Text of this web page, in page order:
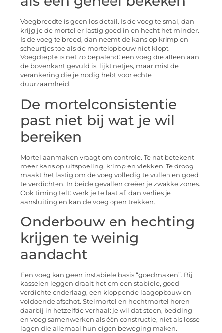
Voegbreedte is geen los detail. Is de voeg te smal, dan
krijg je de mortel er lastig goed in en hecht het minder.
Is de voeg te breed, dan neemt de kans op krimp en
scheurtjes toe als de mortelopbouw niet klopt.
Voegdiepte is net zo bepalend: een voeg die alleen aan
de bovenkant gevuld is, lijkt netjes, maar mist de
verankering die je nodig hebt voor echte
duurzaamheid.
De mortelconsistentie
past niet bij wat je wil
bereiken
Mortel aanmaken vraagt om controle. Te nat betekent
meer kans op uitspoeling, krimp en vlekken. Te droog
maakt het lastig om de voeg volledig te vullen en goed
te verdichten. In beide gevallen creëer je zwakke zones.
Ook timing telt: werk je te laat af, dan verlies je
aansluiting en kan de voeg open trekken.
Onderbouw en hechting
krijgen te weinig
aandacht
Een voeg kan geen instabiele basis “goedmaken”. Bij
kasseien leggen draait het om een stabiele, goed
verdichte onderlaag, een kloppende laagopbouw en
voldoende afschot. Stelmortel en hechtmortel horen
daarbij in hetzelfde verhaal: je wil dat steen, bedding
en voeg samenwerken als één constructie, niet als losse
lagen die allemaal hun eigen beweging maken.